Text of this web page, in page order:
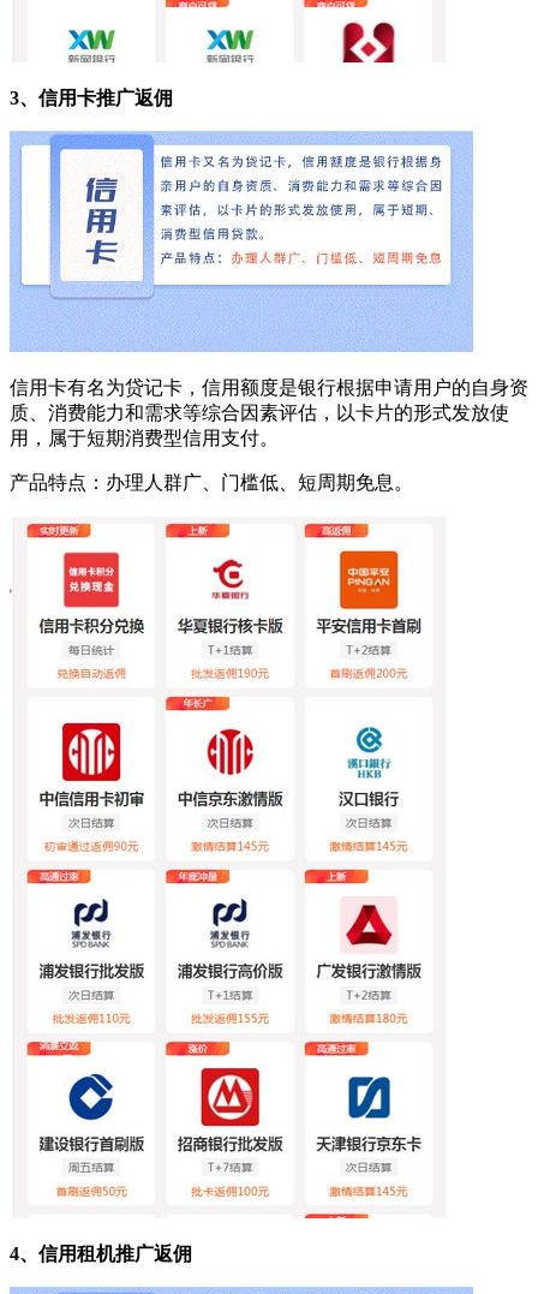
3、信用卡推广返佣
信用卡有名为贷记卡，信用额度是银行根据申请用户的自身资
质、消费能力和需求等综合因素评估，以卡片的形式发放使
用，属于短期消费型信用支付。
产品特点：办理人群广、门槛低、短周期免息。
4、信用租机推广返佣